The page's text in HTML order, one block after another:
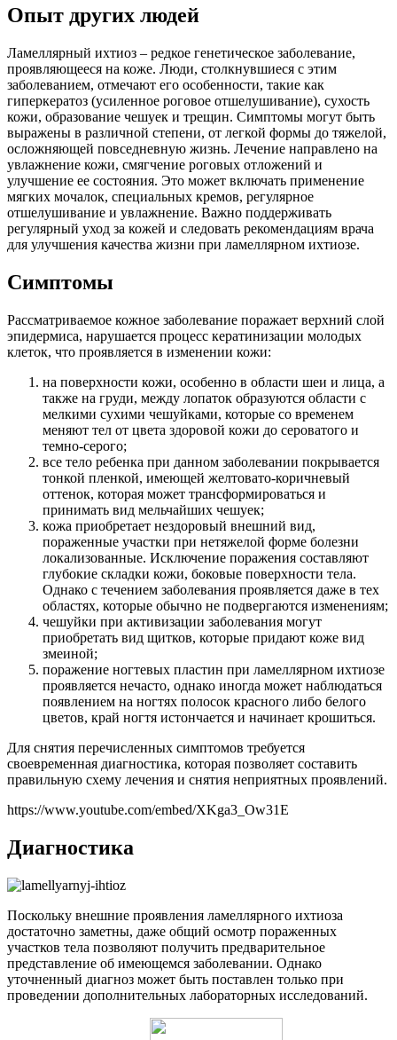
Опыт других людей
Ламеллярный ихтиоз – редкое генетическое заболевание,
проявляющееся на коже. Люди, столкнувшиеся с этим
заболеванием, отмечают его особенности, такие как
гиперкератоз (усиленное роговое отшелушивание), сухость
кожи, образование чешуек и трещин. Симптомы могут быть
выражены в различной степени, от легкой формы до тяжелой,
осложняющей повседневную жизнь. Лечение направлено на
увлажнение кожи, смягчение роговых отложений и
улучшение ее состояния. Это может включать применение
мягких мочалок, специальных кремов, регулярное
отшелушивание и увлажнение. Важно поддерживать
регулярный уход за кожей и следовать рекомендациям врача
для улучшения качества жизни при ламеллярном ихтиозе.
Симптомы
Рассматриваемое кожное заболевание поражает верхний слой
эпидермиса, нарушается процесс кератинизации молодых
клеток, что проявляется в изменении кожи:
на поверхности кожи, особенно в области шеи и лица, а
также на груди, между лопаток образуются области с
мелкими сухими чешуйками, которые со временем
меняют тел от цвета здоровой кожи до сероватого и
темно-серого;
все тело ребенка при данном заболевании покрывается
тонкой пленкой, имеющей желтовато-коричневый
оттенок, которая может трансформироваться и
принимать вид мельчайших чешуек;
кожа приобретает нездоровый внешний вид,
пораженные участки при нетяжелой форме болезни
локализованные. Исключение поражения составляют
глубокие складки кожи, боковые поверхности тела.
Однако с течением заболевания проявляется даже в тех
областях, которые обычно не подвергаются изменениям;
чешуйки при активизации заболевания могут
приобретать вид щитков, которые придают коже вид
змеиной;
поражение ногтевых пластин при ламеллярном ихтиозе
проявляется нечасто, однако иногда может наблюдаться
появлением на ногтях полосок красного либо белого
цветов, край ногтя истончается и начинает крошиться.
Для снятия перечисленных симптомов требуется
своевременная диагностика, которая позволяет составить
правильную схему лечения и снятия неприятных проявлений.
https://www.youtube.com/embed/XKga3_Ow31E
Диагностика
Поскольку внешние проявления ламеллярного ихтиоза
достаточно заметны, даже общий осмотр пораженных
участков тела позволяют получить предварительное
представление об имеющемся заболевании. Однако
уточненный диагноз может быть поставлен только при
проведении дополнительных лабораторных исследований.